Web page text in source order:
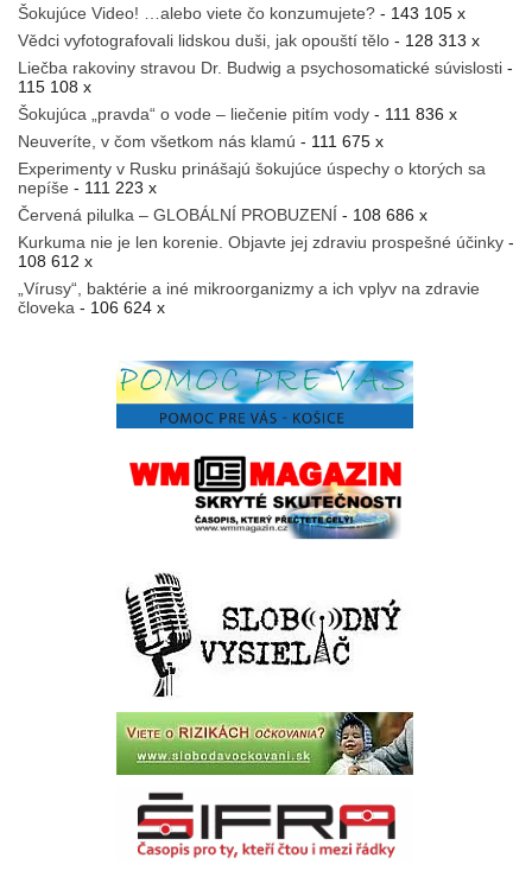
Šokujúce Video! …alebo viete čo konzumujete? - 143 105 x
Vědci vyfotografovali lidskou duši, jak opouští tělo - 128 313 x
Liečba rakoviny stravou Dr. Budwig a psychosomatické súvislosti -
115 108 x
Šokujúca „pravda“ o vode – liečenie pitím vody - 111 836 x
Neuveríte, v čom všetkom nás klamú - 111 675 x
Experimenty v Rusku prinášajú šokujúce úspechy o ktorých sa
nepíše - 111 223 x
Červená pilulka – GLOBÁLNÍ PROBUZENÍ - 108 686 x
Kurkuma nie je len korenie. Objavte jej zdraviu prospešné účinky -
108 612 x
„Vírusy“, baktérie a iné mikroorganizmy a ich vplyv na zdravie
človeka - 106 624 x